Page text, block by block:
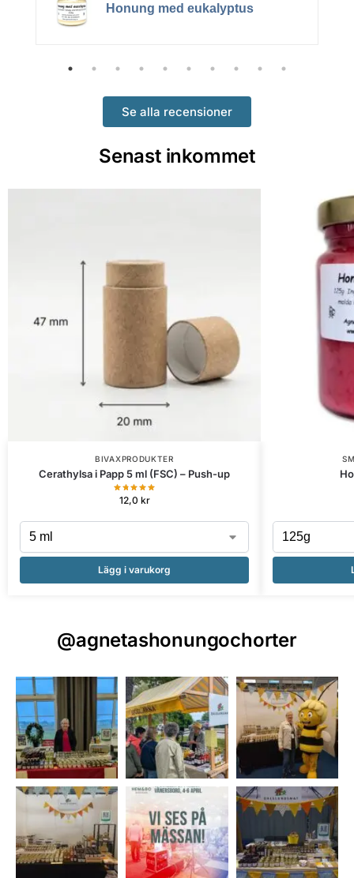
Honung med eukalyptus
Se alla recensioner
Senast inkommet
BIVAXPRODUKTER
Cerathylsa i Papp 5 ml (FSC) – Push-up
12,0 kr
Lägg i varukorg
@agnetashonungochorter